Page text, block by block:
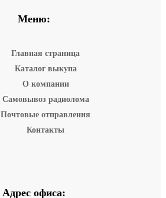
Меню:
Главная страница
Каталог выкупа
О компании
Самовывоз радиолома
Почтовые отправления
Контакты
Адрес офиса: